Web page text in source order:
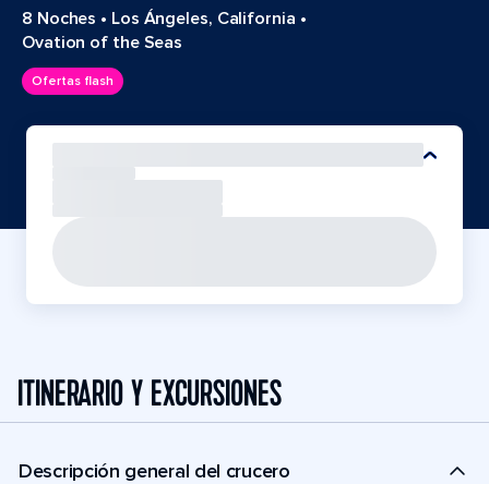
8 Noches • Los Ángeles, California •
Ovation of the Seas
Ofertas flash
ITINERARIO Y EXCURSIONES
Descripción general del crucero